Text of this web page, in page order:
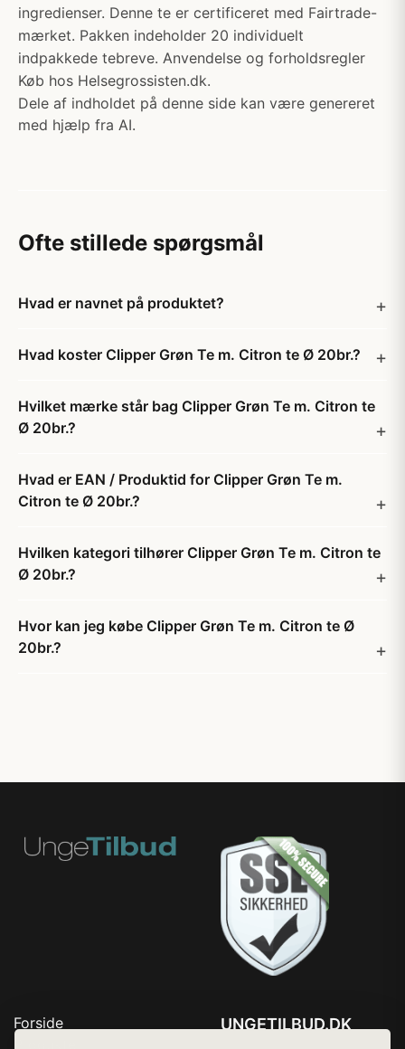
ingredienser. Denne te er certificeret med Fairtrade-
mærket. Pakken indeholder 20 individuelt
indpakkede tebreve. Anvendelse og forholdsregler
Køb hos Helsegrossisten.dk.
Dele af indholdet på denne side kan være genereret
med hjælp fra AI.
Ofte stillede spørgsmål
Hvad er navnet på produktet?
Hvad koster Clipper Grøn Te m. Citron te Ø 20br.?
Hvilket mærke står bag Clipper Grøn Te m. Citron te
Ø 20br.?
Hvad er EAN / Produktid for Clipper Grøn Te m.
Citron te Ø 20br.?
Hvilken kategori tilhører Clipper Grøn Te m. Citron te
Ø 20br.?
Hvor kan jeg købe Clipper Grøn Te m. Citron te Ø
20br.?
Forside
UNGETILBUD.DK